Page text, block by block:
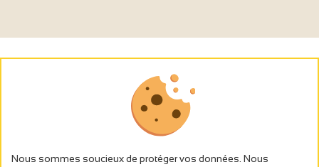
Nous sommes soucieux de protéger vos données. Nous